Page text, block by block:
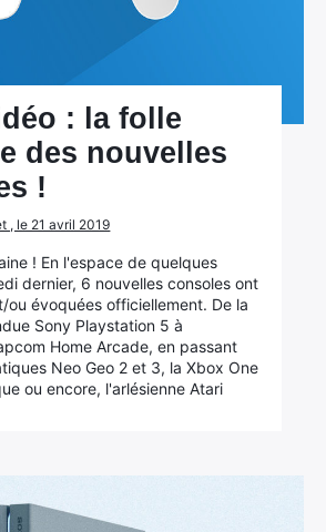
: la folle
des nouvelles
!
, le 21 avril 2019
! En l'espace de quelques
dernier, 6 nouvelles consoles ont
ou évoquées officiellement. De la
Sony Playstation 5 à
Home Arcade, en passant
Neo Geo 2 et 3, la Xbox One
ou encore, l'arlésienne Atari